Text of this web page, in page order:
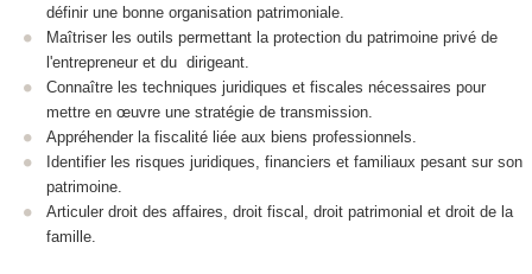
définir une bonne organisation patrimoniale.
Maîtriser les outils permettant la protection du patrimoine privé de
l'entrepreneur et du dirigeant.
Connaître les techniques juridiques et fiscales nécessaires pour
mettre en œuvre une stratégie de transmission.
Appréhender la fiscalité liée aux biens professionnels.
Identifier les risques juridiques, financiers et familiaux pesant sur son
patrimoine.
Articuler droit des affaires, droit fiscal, droit patrimonial et droit de la
famille.